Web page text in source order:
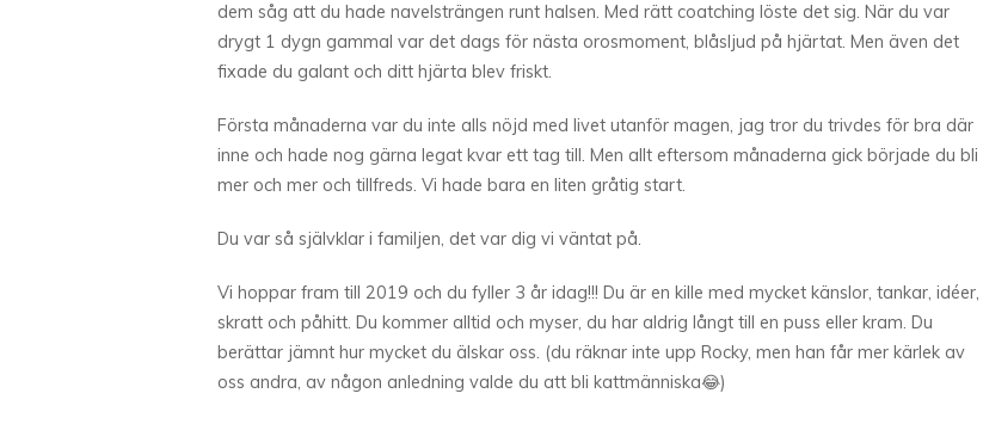
dem såg att du hade navelsträngen runt halsen. Med rätt coatching löste det sig. När du var
drygt 1 dygn gammal var det dags för nästa orosmoment, blåsljud på hjärtat. Men även det
fixade du galant och ditt hjärta blev friskt.
Första månaderna var du inte alls nöjd med livet utanför magen, jag tror du trivdes för bra där
inne och hade nog gärna legat kvar ett tag till. Men allt eftersom månaderna gick började du bli
mer och mer och tillfreds. Vi hade bara en liten gråtig start.
Du var så självklar i familjen, det var dig vi väntat på.
Vi hoppar fram till 2019 och du fyller 3 år idag!!! Du är en kille med mycket känslor, tankar, idéer,
skratt och påhitt. Du kommer alltid och myser, du har aldrig långt till en puss eller kram. Du
berättar jämnt hur mycket du älskar oss. (du räknar inte upp Rocky, men han får mer kärlek av
oss andra, av någon anledning valde du att bli kattmänniska😂)